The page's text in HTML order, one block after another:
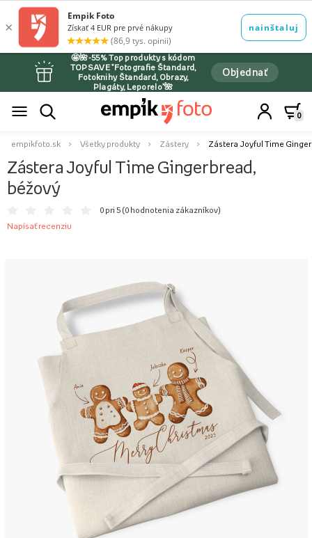
🤩🌺-55% Top produkty s kódom
TOPSAVE *Fotografie Štandard,
Fotoknihy Štandard, Obrazy,
Plagáty, Leporelo*🌺
Objednať
0
empikfoto.sk Všetky produkty Zástery Zástera Joyful Time
Zástera Joyful Time Gingerbread,
béžový
0 pri 5 (0 hodnotenia zákazníkov)
Napísať recenziu